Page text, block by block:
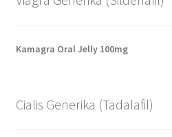
Kamagra Oral Jelly 100mg
Cialis Generika (Tadalafil)